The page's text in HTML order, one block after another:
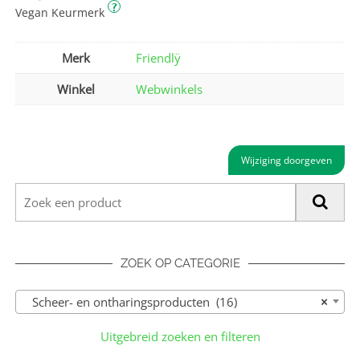
Vegan Keurmerk ?
Merk
Friendlÿ
Winkel
Webwinkels
Wijziging doorgeven
ZOEK OP CATEGORIE
×
Scheer- en ontharings­producten (16)
Uitgebreid zoeken en filteren